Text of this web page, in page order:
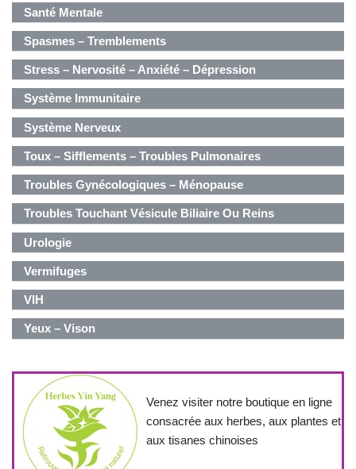
Santé Mentale
Spasmes – Tremblements
Stress – Nervosité – Anxiété – Dépression
Système Immunitaire
Système Nerveux
Toux – Sifflements – Troubles Pulmonaires
Troubles Gynécologiques – Ménopause
Troubles Touchant Vésicule Biliaire Ou Reins
Urologie
Vermifuges
VIH
Yeux – Vison
Venez visiter notre boutique en ligne
consacrée aux herbes, aux plantes et
aux tisanes chinoises